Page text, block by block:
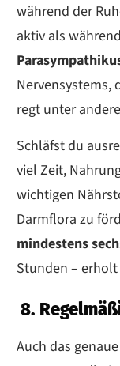
während der
aktiv als
Nervensystems,
regt unter
Schläfst du
viel Zeit,
wichtigen
Darmflora zu
mindestens
Stunden –
8.
Auch das